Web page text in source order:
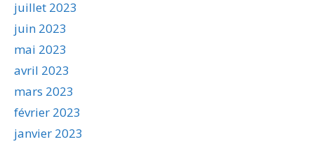
juillet 2023
juin 2023
mai 2023
avril 2023
mars 2023
février 2023
janvier 2023